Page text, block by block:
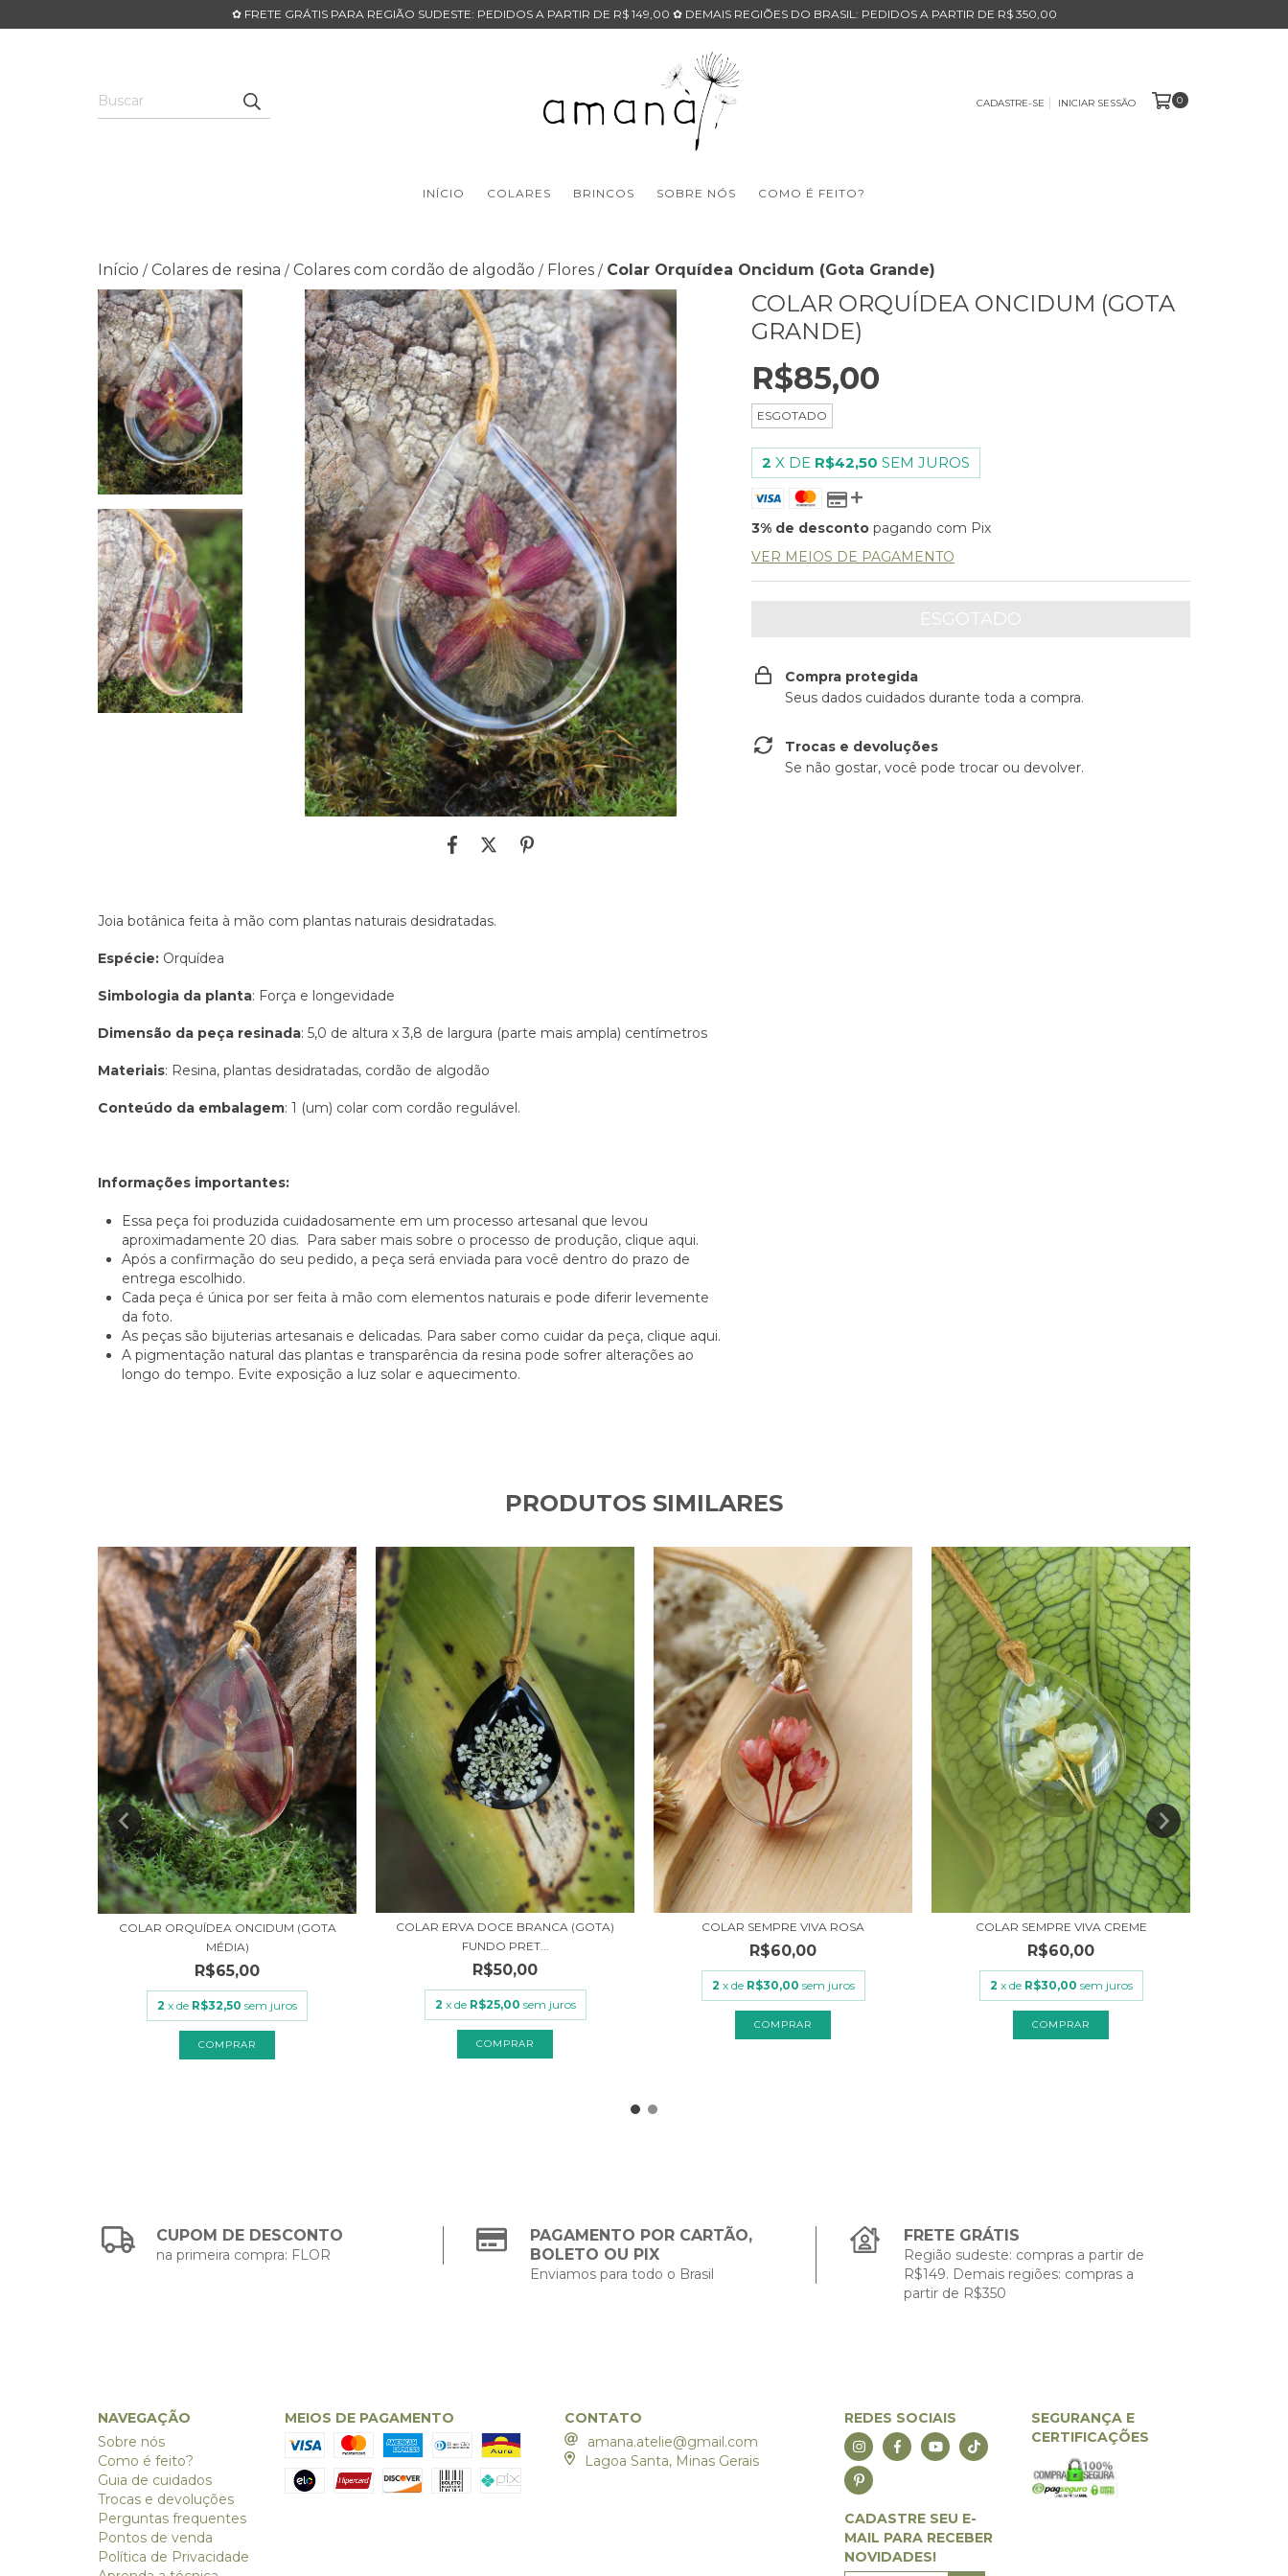
✿ FRETE GRÁTIS PARA REGIÃO SUDESTE: PEDIDOS A PARTIR DE R$ 149,00 ✿ DEMAIS REGIÕES DO BRASIL: PEDIDOS A PARTIR DE R$ 350,00
CADASTRE-SE INICIAR SESSÃO 0
INÍCIO COLARES BRINCOS SOBRE NÓS COMO É FEITO?
Início / Colares de resina / Colares com cordão de algodão / Flores / Colar Orquídea Oncidum (Gota Grande)
Joia botânica feita à mão com plantas naturais desidratadas.
Espécie: Orquídea
Simbologia da planta: Força e longevidade
Dimensão da peça resinada: 5,0 de altura x 3,8 de largura (parte mais ampla) centímetros
Materiais: Resina, plantas desidratadas, cordão de algodão
Conteúdo da embalagem: 1 (um) colar com cordão regulável.
Informações importantes:
Essa peça foi produzida cuidadosamente em um processo artesanal que levou
aproximadamente 20 dias. Para saber mais sobre o processo de produção, clique aqui.
Após a confirmação do seu pedido, a peça será enviada para você dentro do prazo de
entrega escolhido.
Cada peça é única por ser feita à mão com elementos naturais e pode diferir levemente
da foto.
As peças são bijuterias artesanais e delicadas. Para saber como cuidar da peça, clique aqui.
A pigmentação natural das plantas e transparência da resina pode sofrer alterações ao
longo do tempo. Evite exposição a luz solar e aquecimento.
COLAR ORQUÍDEA ONCIDUM (GOTA
GRANDE)
R$85,00
ESGOTADO
2 X DE R$42,50 SEM JUROS
3% de desconto pagando com Pix
VER MEIOS DE PAGAMENTO
Compra protegida
Seus dados cuidados durante toda a compra.
Trocas e devoluções
Se não gostar, você pode trocar ou devolver.
PRODUTOS SIMILARES
COLAR ORQUÍDEA ONCIDUM (GOTA
MÉDIA)
R$65,00
2 x de R$32,50 sem juros
COLAR ERVA DOCE BRANCA (GOTA)
FUNDO PRET...
R$50,00
2 x de R$25,00 sem juros
COLAR SEMPRE VIVA ROSA
R$60,00
2 x de R$30,00 sem juros
COLAR SEMPRE VIVA CREME
R$60,00
2 x de R$30,00 sem juros
CUPOM DE DESCONTO
na primeira compra: FLOR
PAGAMENTO POR CARTÃO,
BOLETO OU PIX
Enviamos para todo o Brasil
FRETE GRÁTIS
Região sudeste: compras a partir de
R$149. Demais regiões: compras a
partir de R$350
NAVEGAÇÃO
Sobre nós
Como é feito?
Guia de cuidados
Trocas e devoluções
Perguntas frequentes
Pontos de venda
Política de Privacidade
MEIOS DE PAGAMENTO
CONTATO
amana.atelie@gmail.com
Lagoa Santa, Minas Gerais
REDES SOCIAIS
CADASTRE SEU E-
MAIL PARA RECEBER
NOVIDADES!
SEGURANÇA E
CERTIFICAÇÕES